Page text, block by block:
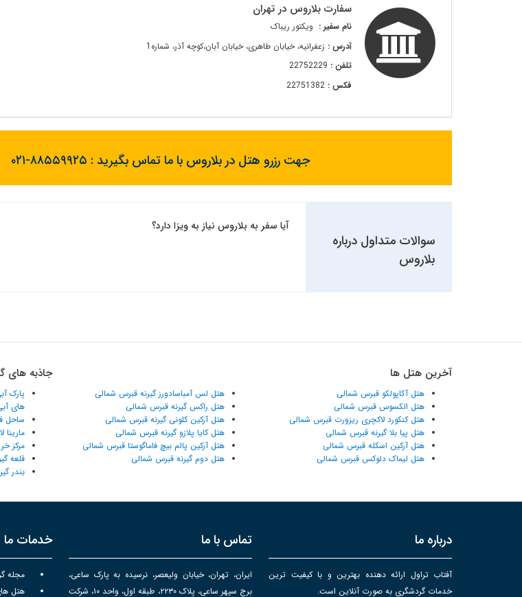
سفارت بلاروس در تهران
نام سفیر : ویکتور ریباک
آدرس : زعفرانیه، خیابان طاهری، خیابان آبان،کوچه آذر، شماره1
تلفن : 22752229
فکس : 22751382
جهت رزرو هتل در بلاروس با ما تماس بگیرید : ۰۲۱-۸۸۵۵۹۹۲۵
سوالات متداول درباره
بلاروس
آیا سفر به بلاروس نیاز به ویزا دارد؟
آخرین هتل ها
هتل آکاپولکو قبرس شمالی
هتل الکسوس قبرس شمالی
هتل کنکورد لاکچری ریزورت قبرس شمالی
هتل پیا بلا گیرنه قبرس شمالی
هتل آرکین اسکله قبرس شمالی
هتل لیماک دلوکس قبرس شمالی
هتل لس آمباسادورز گیرنه قبرس شمالی
هتل راکس گیرنه قبرس شمالی
هتل آرکین کلونی گیرنه قبرس شمالی
هتل کایا پلازو گیرنه قبرس شمالی
هتل آرکین پالم بیچ فاماگوستا قبرس شمالی
هتل دوم گیرنه قبرس شمالی
جاذبه های
پارک
های
ساحل
مارینا
مرکز
قلعه
بندر
درباره ما
آفتاب تراول ارائه دهنده بهترین و با کیفیت ترین
خدمات گردشگری به صورت آنلاین است.
تماس با ما
ایران، تهران، خیابان ولیعصر، نرسیده به پارک ساعی،
برج سپهر ساعی، پلاک ۲۲۳۰، طبقه اول، واحد ۱۰، شرکت
خدمات ما
مجله
هتل